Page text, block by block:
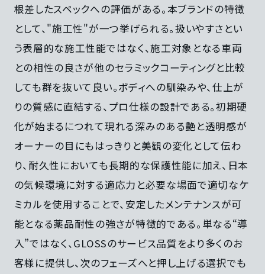
根差したスペックへの評価がある。本ブランドの特徴
として、"施工性"が一つ挙げられる。扱いやすさとい
う表層的な施工性能ではなく、施工対象となる車両
との相性の良さが他のセラミックコーティングと比較
しても群を抜いて良い。ボディへの馴染みや、仕上が
りの質感に直結する、プロ仕様の設計である。初期硬
化が始まるにつれて現れる深みのある艶と透明感が
オーナーの目にもはっきりと美観の変化として伝わ
り、耐久性においても長期的な保護性能に加え、日本
の気候環境に対する適応力と必要な場面で適切なケ
ミカルを使用することで、安定したメンテナンスが可
能となる薬品耐性の強さが特徴的である。単なる“導
入”ではなく、GLOSSのサービス品質をより多くのお
客様に提供し、次のフェーズへと押し上げる選択でも